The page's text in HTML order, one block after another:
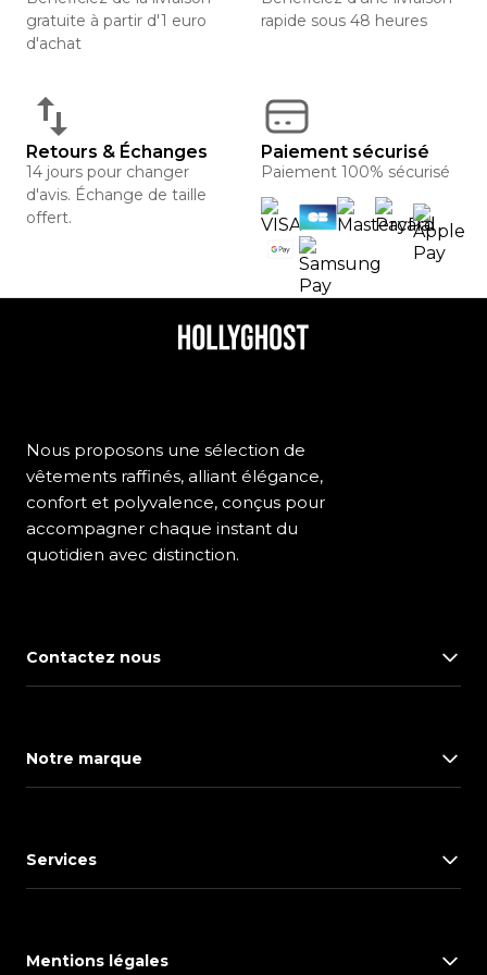
gratuite à partir d'1 euro
d'achat
rapide sous 48 heures
Retours & Échanges
14 jours pour changer
d'avis. Échange de taille
offert.
Paiement sécurisé
Paiement 100% sécurisé
Nous proposons une sélection de
vêtements raffinés, alliant élégance,
confort et polyvalence, conçus pour
accompagner chaque instant du
quotidien avec distinction.
Contactez nous
Notre marque
Services
Mentions légales